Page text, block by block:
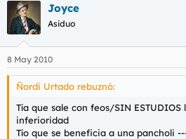
Joyce
Asiduo
8 May 2010
Ñordi Urtado rebuznó:
Tía que sale con feos/SIN ESTUDIOS
inferioridad
Tío que se beneficia a una pancholi